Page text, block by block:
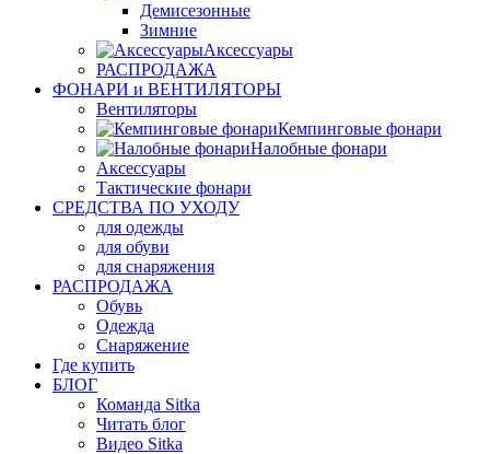
Демисезонные
Зимние
Аксессуары
РАСПРОДАЖА
ФОНАРИ и ВЕНТИЛЯТОРЫ
Вентиляторы
Кемпинговые фонари
Налобные фонари
Аксессуары
Тактические фонари
СРЕДСТВА ПО УХОДУ
для одежды
для обуви
для снаряжения
РАСПРОДАЖА
Обувь
Одежда
Снаряжение
Где купить
БЛОГ
Команда Sitka
Читать блог
Видео Sitka